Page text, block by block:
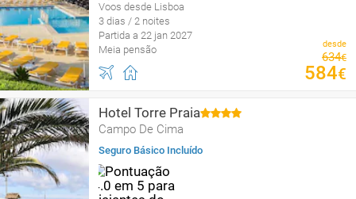
Voos desde Lisboa
3 dias / 2 noites
Partida a 22 jan 2027
Meia pensão
desde
634€
584€
Hotel Torre Praia
Campo De Cima
Seguro Básico Incluído